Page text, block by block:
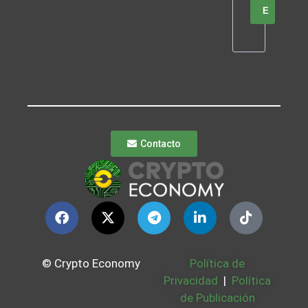
E
Contacto
© Crypto Economy
Política de
Privacidad | Política
de Publicación